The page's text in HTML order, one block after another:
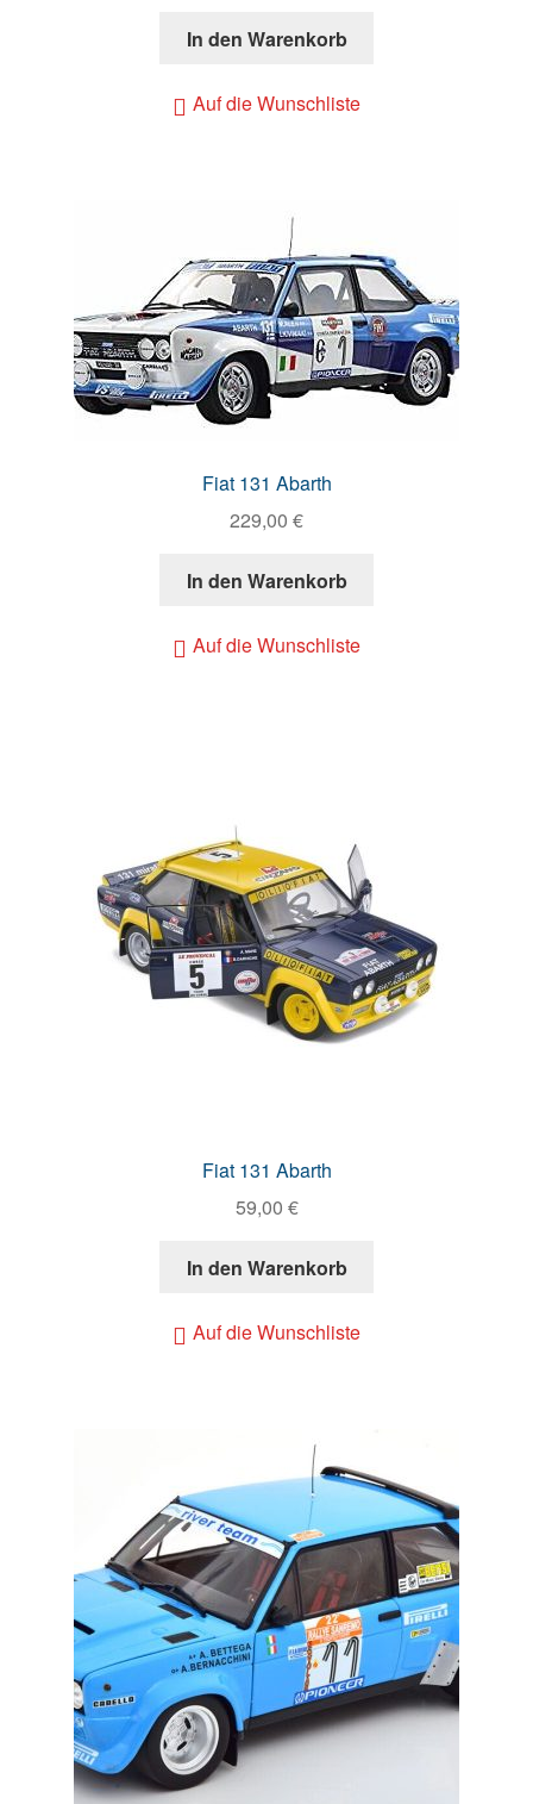
In den Warenkorb
Auf die Wunschliste
Fiat 131 Abarth
229,00 €
In den Warenkorb
Auf die Wunschliste
Fiat 131 Abarth
59,00 €
In den Warenkorb
Auf die Wunschliste